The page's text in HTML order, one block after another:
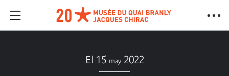
El 15 may 2022